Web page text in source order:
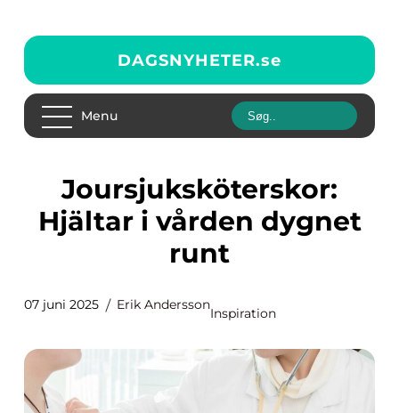
DAGSNYHETER.se
Menu
Joursjuksköterskor:
Hjältar i vården dygnet
runt
07 juni 2025 Erik Andersson
Inspiration